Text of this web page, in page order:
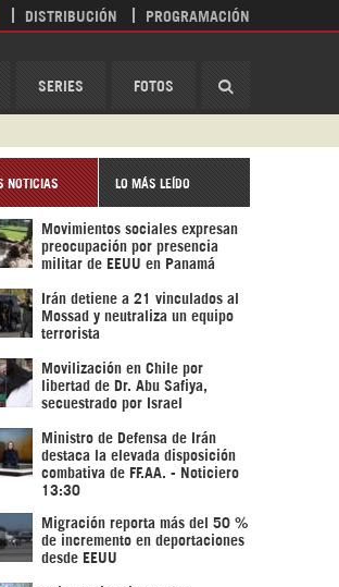
SERIES FOTOS
DISTRIBUCIÓN PROGRAMACIÓN
NOTICIAS LO MÁS LEÍDO
Movimientos sociales expresan
preocupación por presencia
militar de EEUU en Panamá
Irán detiene a 21 vinculados al
Mossad y neutraliza un equipo
terrorista
Movilización en Chile por
libertad de Dr. Abu Safiya,
secuestrado por Israel
Ministro de Defensa de Irán
destaca la elevada disposición
combativa de FF.AA. - Noticiero
13:30
Migración reporta más del 50 %
de incremento en deportaciones
desde EEUU